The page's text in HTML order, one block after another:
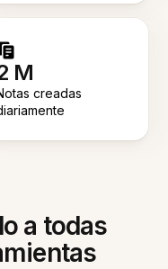
M
creadas
a todas